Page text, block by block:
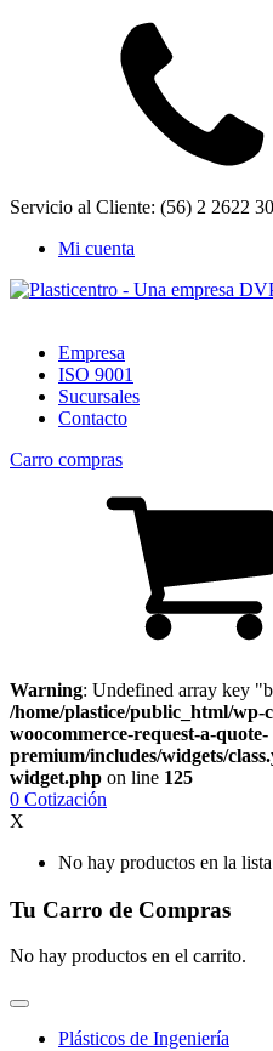
Servicio al Cliente: (56) 2 2622
Mi cuenta
Empresa
ISO 9001
Sucursales
Contacto
Carro compras
Warning: Undefined array key
/home/plastice/public_html/wp-
woocommerce-request-a-quote-
premium/includes/widgets/
widget.php on line 125
0 Cotización
X
No hay productos en la lista
Tu Carro de Compras
No hay productos en el carrito.
Plásticos de Ingeniería